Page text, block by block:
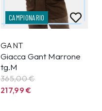
CAMPIONARIO
GANT
Giacca Gant Marrone
tg.M
365,00 €
217,99€